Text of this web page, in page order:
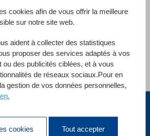
Gestion, site Web) couvrent
internes et externes de l’association et
centaines d’utilisateurs.
Voir toutes les références
cookies afin de vous offrir la meilleure
sur notre site web.
aident à collecter des statistiques
proposer des services adaptés à vos
ou des publicités ciblées, et à vous
de réseaux sociaux.Pour en
gestion de vos données personnelles,
cookies Tout accepter